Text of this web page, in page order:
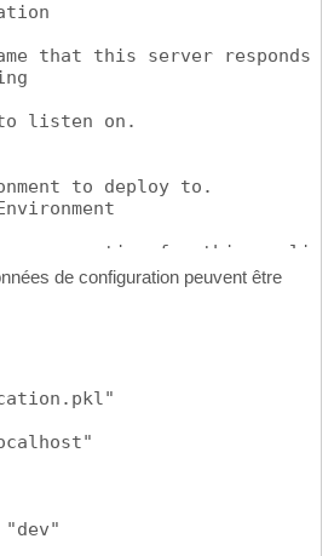
that this server responds
listen on.
to deploy to.
connection for this
for this database.
for this database.
port for this database.
de configuration peuvent être
"dev"